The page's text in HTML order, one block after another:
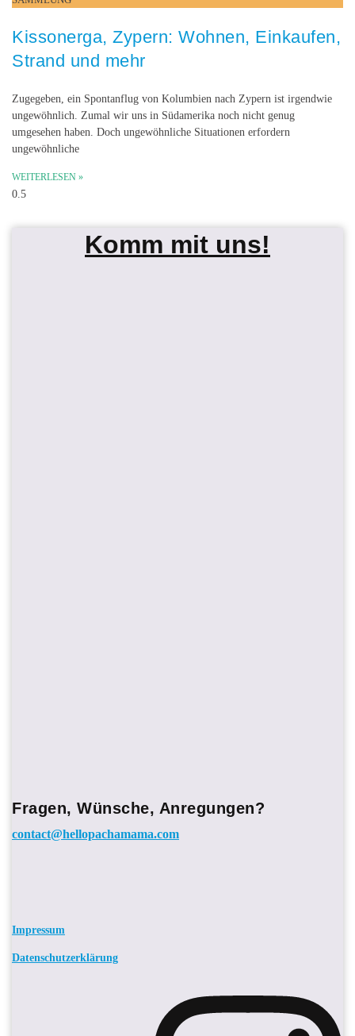
Kissonerga, Zypern: Wohnen, Einkaufen,
Strand und mehr
Zugegeben, ein Spontanflug von Kolumbien nach Zypern ist irgendwie
ungewöhnlich. Zumal wir uns in Südamerika noch nicht genug
umgesehen haben. Doch ungewöhnliche Situationen erfordern
ungewöhnliche
WEITERLESEN »
Komm mit uns!
Fragen, Wünsche, Anregungen?
contact@hellopachamama.com
Impressum
Datenschutzerklärung